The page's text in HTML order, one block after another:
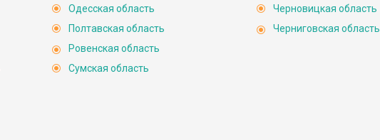
область
АР Крым
область
Херсонская
область
Азовское
море
Одесская область
Полтавская область
Ровенская область
Сумская область
Черновицкая область
Черниговская область